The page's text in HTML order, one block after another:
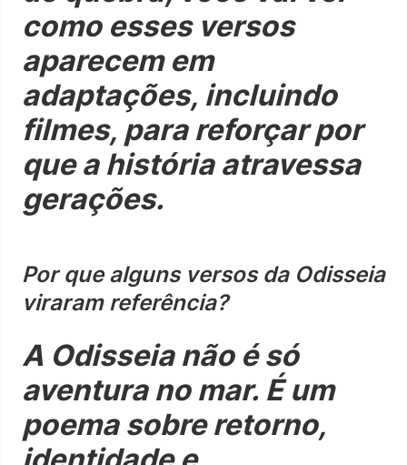
como esses versos
aparecem em
adaptações, incluindo
filmes, para reforçar por
que a história atravessa
gerações.
Por que alguns versos da Odisseia
viraram referência?
A Odisseia não é só
aventura no mar. É um
poema sobre retorno,